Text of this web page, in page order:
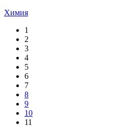
Химия
1
2
3
4
5
6
7
8
9
10
11